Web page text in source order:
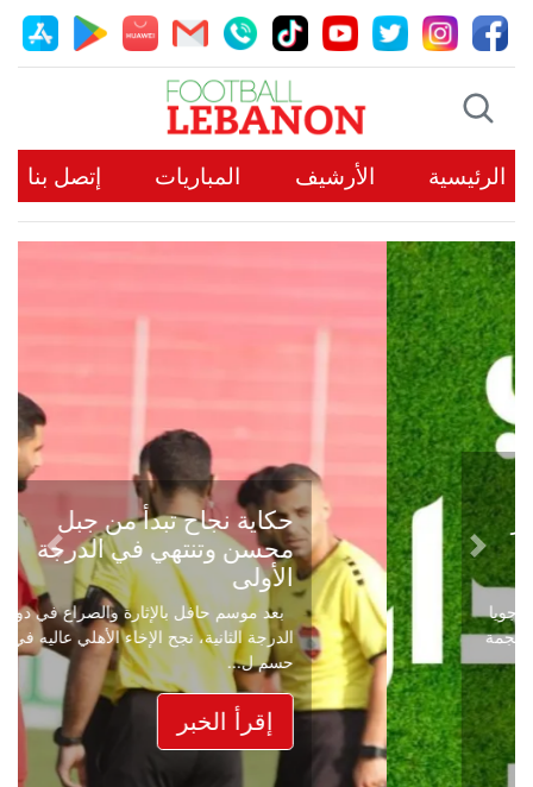
الرئيسية الأرشيف المباريات إتصل بنا
حكاية نجاح تبدأ من جبل
محسن وتنتهي في الدرجة
الأولى
بعد موسم حافل بالإثارة والصراع في دوري
الدرجة الثانية، نجح الإخاء الأهلي عاليه في
حسم ل...
إقرأ الخبر
Previous
Next